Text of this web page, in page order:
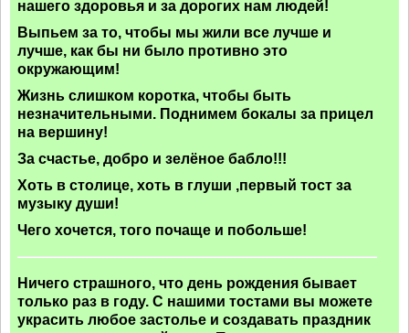
нашего здоровья и за дорогих нам людей!
Выпьем за то, чтобы мы жили все лучше и
лучше, как бы ни было противно это
окружающим!
Жизнь слишком коротка, чтобы быть
незначительными. Поднимем бокалы за прицел
на вершину!
За счастье, добро и зелёное бабло!!!
Хоть в столице, хоть в глуши ,первый тост за
музыку души!
Чего хочется, того почаще и побольше!
Ничего страшного, что день рождения бывает
только раз в году. С нашими тостами вы можете
украсить любое застолье и создавать праздник